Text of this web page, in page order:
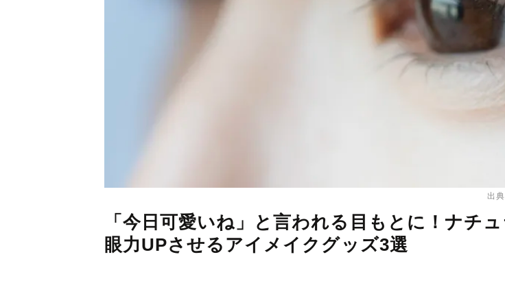
出
「今日可愛いね」と言われる目もとに！ナチ
眼力UPさせるアイメイクグッズ3選